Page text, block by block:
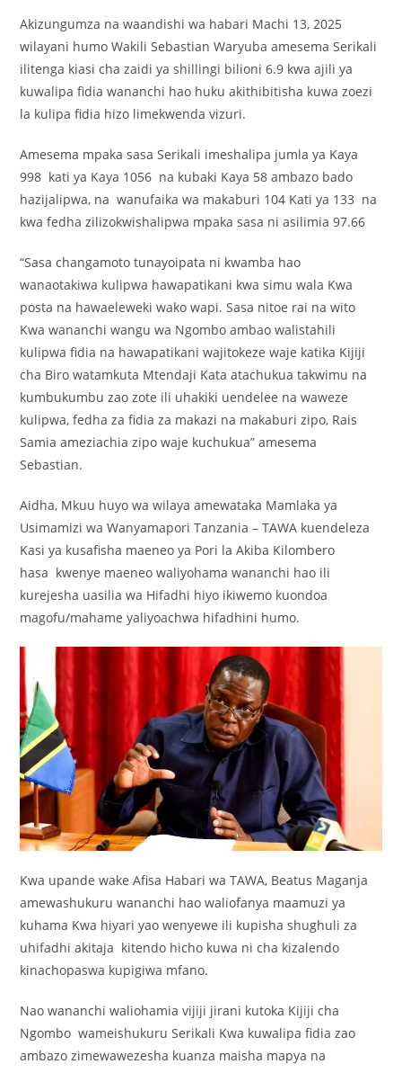
Akizungumza na waandishi wa habari Machi 13, 2025
wilayani humo Wakili Sebastian Waryuba amesema Serikali
ilitenga kiasi cha zaidi ya shillingi bilioni 6.9 kwa ajili ya
kuwalipa fidia wananchi hao huku akithibitisha kuwa zoezi
la kulipa fidia hizo limekwenda vizuri.
Amesema mpaka sasa Serikali imeshalipa jumla ya Kaya
998 kati ya Kaya 1056 na kubaki Kaya 58 ambazo bado
hazijalipwa, na wanufaika wa makaburi 104 Kati ya 133 na
kwa fedha zilizokwishalipwa mpaka sasa ni asilimia 97.66
“Sasa changamoto tunayoipata ni kwamba hao
wanaotakiwa kulipwa hawapatikani kwa simu wala Kwa
posta na hawaeleweki wako wapi. Sasa nitoe rai na wito
Kwa wananchi wangu wa Ngombo ambao walistahili
kulipwa fidia na hawapatikani wajitokeze waje katika Kijiji
cha Biro watamkuta Mtendaji Kata atachukua takwimu na
kumbukumbu zao zote ili uhakiki uendelee na waweze
kulipwa, fedha za fidia za makazi na makaburi zipo, Rais
Samia ameziachia zipo waje kuchukua” amesema
Sebastian.
Aidha, Mkuu huyo wa wilaya amewataka Mamlaka ya
Usimamizi wa Wanyamapori Tanzania – TAWA kuendeleza
Kasi ya kusafisha maeneo ya Pori la Akiba Kilombero
hasa kwenye maeneo waliyohama wananchi hao ili
kurejesha uasilia wa Hifadhi hiyo ikiwemo kuondoa
magofu/mahame yaliyoachwa hifadhini humo.
Kwa upande wake Afisa Habari wa TAWA, Beatus Maganja
amewashukuru wananchi hao waliofanya maamuzi ya
kuhama Kwa hiyari yao wenyewe ili kupisha shughuli za
uhifadhi akitaja kitendo hicho kuwa ni cha kizalendo
kinachopaswa kupigiwa mfano.
Nao wananchi waliohamia vijiji jirani kutoka Kijiji cha
Ngombo wameishukuru Serikali Kwa kuwalipa fidia zao
ambazo zimewawezesha kuanza maisha mapya na